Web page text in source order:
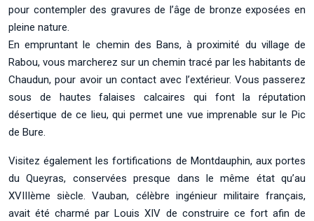
pour contempler des gravures de l’âge de bronze exposées en
pleine nature.
En empruntant le chemin des Bans, à proximité du village de
Rabou, vous marcherez sur un chemin tracé par les habitants de
Chaudun, pour avoir un contact avec l’extérieur. Vous passerez
sous de hautes falaises calcaires qui font la réputation
désertique de ce lieu, qui permet une vue imprenable sur le Pic
de Bure.
Visitez également les fortifications de Montdauphin, aux portes
du Queyras, conservées presque dans le même état qu’au
XVIIIème siècle. Vauban, célèbre ingénieur militaire français,
avait été charmé par Louis XIV de construire ce fort afin de